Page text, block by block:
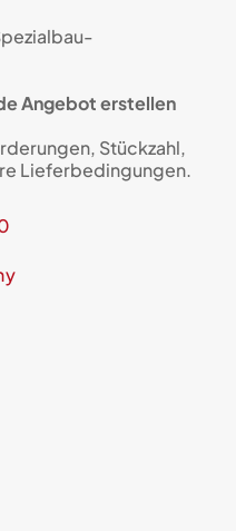
Angebot erstellen
Stückzahl,
Lieferbedingungen.